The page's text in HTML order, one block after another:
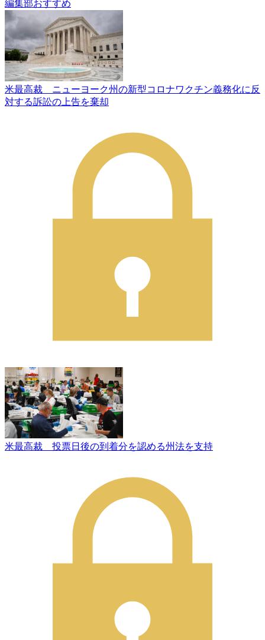
編集部おすすめ
米最高裁 ニューヨーク州の新型コロナワクチン義務化に反
対する訴訟の上告を棄却
米最高裁 投票日後の到着分を認める州法を支持